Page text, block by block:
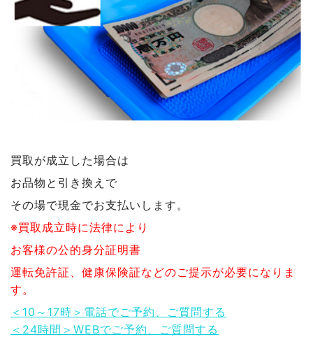
買取が成立した場合は
お品物と引き換えで
その場で現金でお支払いします。
※買取成立時に法律により
お客様の公的身分証明書
運転免許証、健康保険証などのご提示が必要になりま
す。
＜10～17時＞電話でご予約、ご質問する
＜24時間＞WEBでご予約、ご質問する